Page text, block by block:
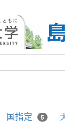
国指定 5